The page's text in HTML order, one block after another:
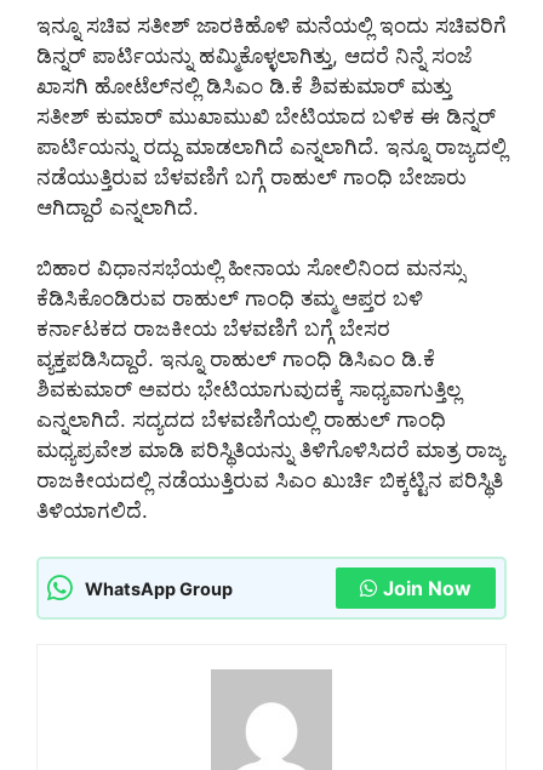
ಇನ್ನೂ ಸಚಿವ ಸತೀಶ್ ಜಾರಕಿಹೊಳಿ ಮನೆಯಲ್ಲಿ ಇಂದು ಸಚಿವರಿಗೆ
ಡಿನ್ನರ್‌ ಪಾರ್ಟಿಯನ್ನು ಹಮ್ಮಿಕೊಳ್ಳಲಾಗಿತ್ತು, ಆದರೆ ನಿನ್ನೆ ಸಂಜೆ
ಖಾಸಗಿ ಹೋಟೆಲ್‌ನಲ್ಲಿ ಡಿಸಿಎಂ ಡಿ.ಕೆ ಶಿವಕುಮಾರ್‌ ಮತ್ತು
ಸತೀಶ್‌ ಕುಮಾರ್‌ ಮುಖಾಮುಖಿ ಬೇಟಿಯಾದ ಬಳಿಕ ಈ ಡಿನ್ನರ್‌
ಪಾರ್ಟಿಯನ್ನು ರದ್ದು ಮಾಡಲಾಗಿದೆ ಎನ್ನಲಾಗಿದೆ. ಇನ್ನೂ ರಾಜ್ಯದಲ್ಲಿ
ನಡೆಯುತ್ತಿರುವ ಬೆಳವಣಿಗೆ ಬಗ್ಗೆ ರಾಹುಲ್‌ ಗಾಂಧಿ ಬೇಜಾರು
ಆಗಿದ್ದಾರೆ ಎನ್ನಲಾಗಿದೆ.
ಬಿಹಾರ ವಿಧಾನಸಭೆಯಲ್ಲಿ ಹೀನಾಯ ಸೋಲಿನಿಂದ ಮನಸ್ಸು
ಕೆಡಿಸಿಕೊಂಡಿರುವ ರಾಹುಲ್‌ ಗಾಂಧಿ ತಮ್ಮ ಆಪ್ತರ ಬಳಿ
ಕರ್ನಾಟಕದ ರಾಜಕೀಯ ಬೆಳವಣಿಗೆ ಬಗ್ಗೆ ಬೇಸರ
ವ್ಯಕ್ತಪಡಿಸಿದ್ದಾರೆ. ಇನ್ನೂ ರಾಹುಲ್‌ ಗಾಂಧಿ ಡಿಸಿಎಂ ಡಿ.ಕೆ
ಶಿವಕುಮಾರ್‌ ಅವರು ಭೇಟಿಯಾಗುವುದಕ್ಕೆ ಸಾಧ್ಯವಾಗುತ್ತಿಲ್ಲ
ಎನ್ನಲಾಗಿದೆ. ಸದ್ಯದದ ಬೆಳವಣಿಗೆಯಲ್ಲಿ ರಾಹುಲ್ ಗಾಂಧಿ
ಮಧ್ಯಪ್ರವೇಶ ಮಾಡಿ ಪರಿಸ್ಥಿತಿಯನ್ನು ತಿಳಿಗೊಳಿಸಿದರೆ ಮಾತ್ರ ರಾಜ್ಯ
ರಾಜಕೀಯದಲ್ಲಿ ನಡೆಯುತ್ತಿರುವ ಸಿಎಂ ಖುರ್ಚಿ ಬಿಕ್ಕಟ್ಟಿನ ಪರಿಸ್ಥಿತಿ
ತಿಳಿಯಾಗಲಿದೆ.
WhatsApp Group Join Now